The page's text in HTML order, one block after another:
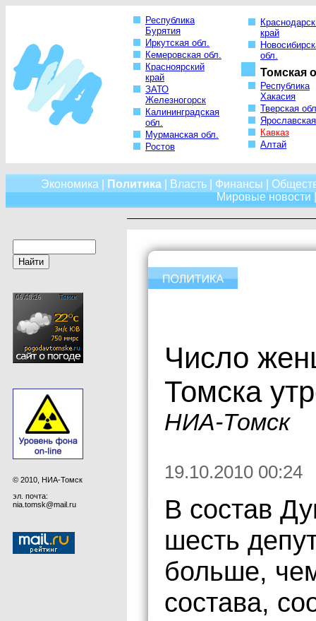
Республика
Бурятия
Иркутская обл.
Кемеровская обл.
Красноярский
край
ЗАТО
Железногорск
Калининградская
обл.
Мурманская обл.
Ростов
край
обл.
Томская
Республика
Хакасия
Тверская
Кавказ
Алтай
Экономика Политика| Власть| Финансы
Мировые новости
© 2010, НИА-Томск
эл. почта:
nia.tomsk@mail.ru
Число
Томска
НИА-Томск
19.10.2010 00:24
В состав
шесть
больше,
состава,